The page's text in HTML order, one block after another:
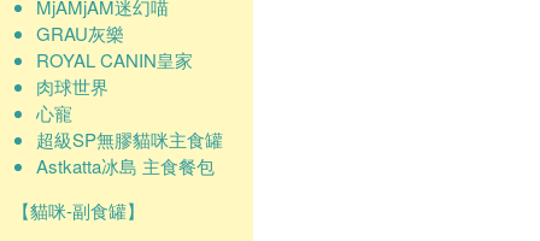
MjAMjAM迷幻喵
GRAU灰樂
ROYAL CANIN皇家
肉球世界
心寵
超級SP無膠貓咪主食罐
Astkatta冰島 主食餐包
【貓咪-副食罐】